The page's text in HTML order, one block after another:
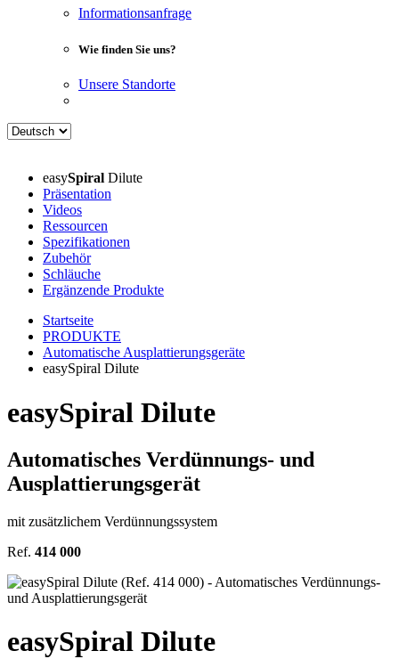
Informationsanfrage
Wie finden Sie uns?
Unsere Standorte
easySpiral Dilute
Präsentation
Videos
Ressourcen
Spezifikationen
Zubehör
Schläuche
Ergänzende Produkte
Startseite
PRODUKTE
Automatische Ausplattierungsgeräte
easySpiral Dilute
easySpiral Dilute
Automatisches Verdünnungs- und
Ausplattierungsgerät
mit zusätzlichem Verdünnungssystem
Ref. 414 000
easySpiral Dilute